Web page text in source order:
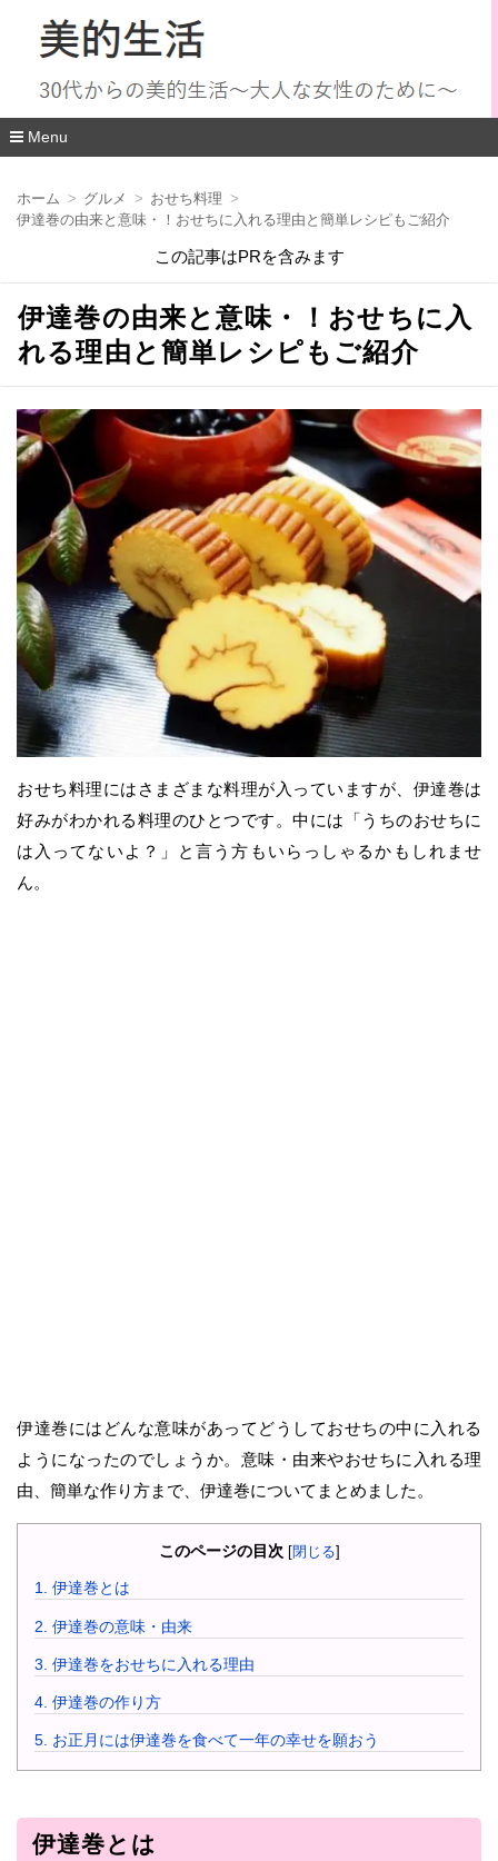
Menu
移
ホーム グルメ
おせち料理
伊達巻の由来と意味・！おせちに入れる理由と簡単レシピもご紹介
この記事はPRを含みます
伊達巻の由来と意味・！おせちに入
れる理由と簡単レシピもご紹介
おせち料理にはさまざまな料理が入っていますが、伊達巻は
好みがわかれる料理のひとつです。中には「うちのおせちに
は入ってないよ？」と言う方もいらっしゃるかもしれませ
ん。
伊達巻にはどんな意味があってどうしておせちの中に入れる
ようになったのでしょうか。意味・由来やおせちに入れる理
由、簡単な作り方まで、伊達巻についてまとめました。
このページの目次 [閉じる]
1. 伊達巻とは
2. 伊達巻の意味・由来
3. 伊達巻をおせちに入れる理由
4. 伊達巻の作り方
5. お正月には伊達巻を食べて一年の幸せを願おう
伊達巻とは